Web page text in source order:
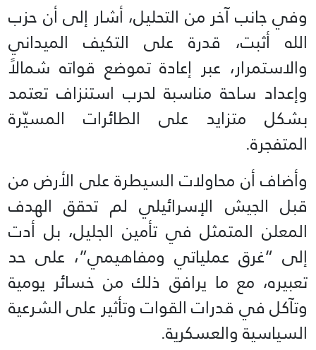
وفي جانب آخر من التحليل، أشار إلى أن حزب
الله أثبت، قدرة على التكيف الميداني
والاستمرار، عبر إعادة تموضع قواته شمالاً
وإعداد ساحة مناسبة لحرب استنزاف تعتمد
بشكل متزايد على الطائرات المسيّرة
المتفجرة.
وأضاف أن محاولات السيطرة على الأرض من
قبل الجيش الإسرائيلي لم تحقق الهدف
المعلن المتمثل في تأمين الجليل، بل أدت
إلى “غرق عملياتي ومفاهيمي”، على حد
تعبيره، مع ما يرافق ذلك من خسائر يومية
وتآكل في قدرات القوات وتأثير على الشرعية
السياسية والعسكرية.